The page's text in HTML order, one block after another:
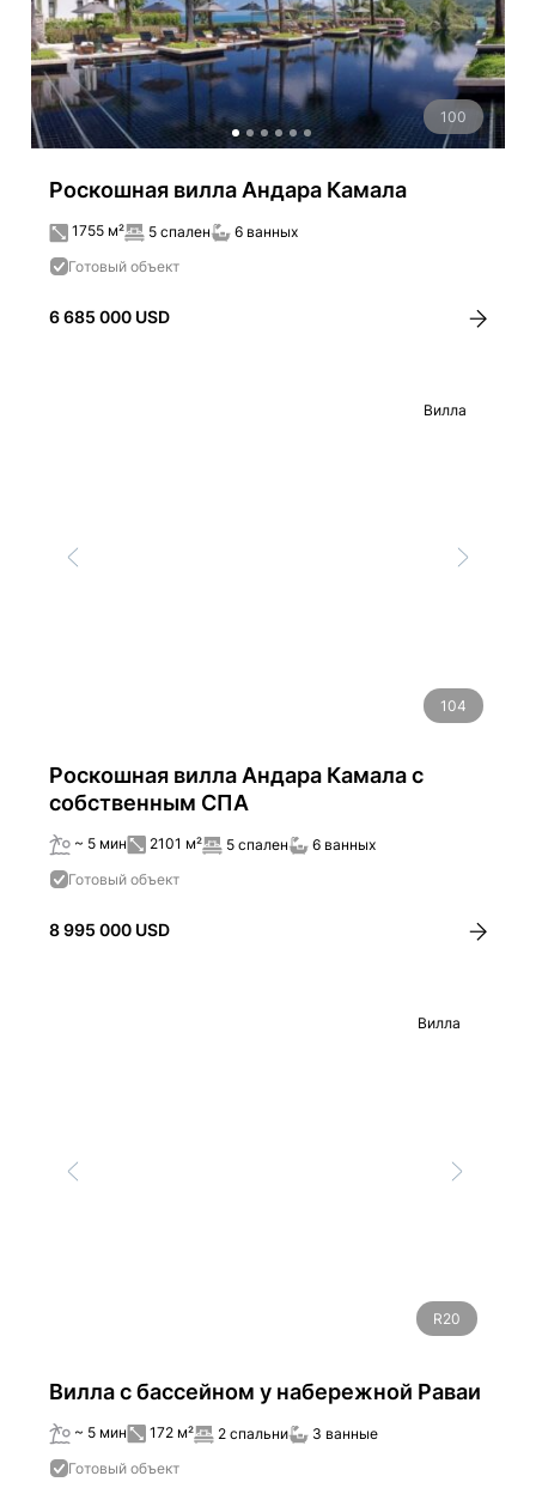
100
Роскошная вилла Андара Камала
1755 м² 5 спален
6 ванных
Готовый объект
6 685 000 USD
104
Вилла
Роскошная вилла Андара Камала c
собственным СПА
~ 5 мин 2101 м² 5 спален
6 ванных
Готовый объект
8 995 000 USD
R20
Вилла
Вилла с бассейном у набережной Раваи
~ 5 мин 172 м² 2 спальни
3 ванные
Готовый объект